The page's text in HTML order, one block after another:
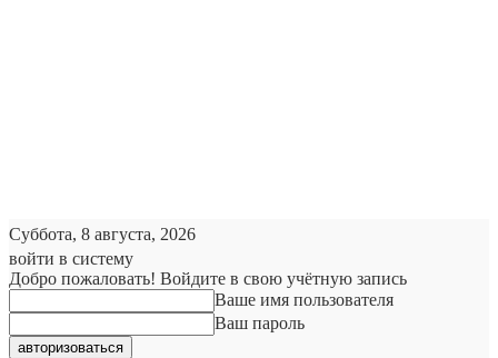
Суббота, 8 августа, 2026
войти в систему
Добро пожаловать! Войдите в свою учётную запись
Ваше имя пользователя
Ваш пароль